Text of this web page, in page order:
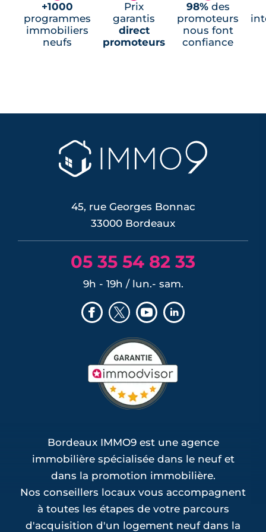
+1000
programmes
immobiliers
neufs
Prix
garantis
direct
promoteurs
98%des
promoteurs
nous font
confiance
45, rue Georges Bonnac
33000 Bordeaux
05 35 54 82 33
9h - 19h / lun.- sam.
Bordeaux IMMO9 est une agence
immobilière spécialisée dans le neuf et
dans la promotion immobilière.
Nos conseillers locaux vous accompagnent
à toutes les étapes de votre parcours
d'acquisition d'un logement neuf dans la